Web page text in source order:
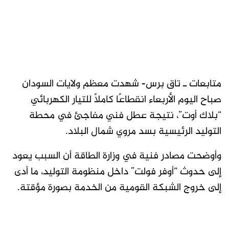
متابعات ـ تاق برس- شهدت معظم ولايات السودان
صباح اليوم الأربعاء انقطاعًا كاملًا للتيار الكهربائي
“بلاك أوت”، نتيجة عطل فني مفاجئ في محطة
التوليد الرئيسية بسد مروي شمال البلاد.
وأوضحت مصادر فنية في وزارة الطاقة أن السبب يعود
إلى حدوث “أوفر فولت” داخل منظومة التوليد، ما أدى
إلى خروج الشبكة القومية من الخدمة بصورة مؤقتة.